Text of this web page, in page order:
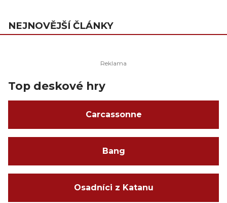
NEJNOVĚJŠÍ ČLÁNKY
Top deskové hry
Carcassonne
Bang
Osadníci z Katanu